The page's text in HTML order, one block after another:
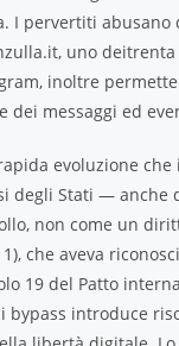
I pervertiti abusano
uno
inoltre
dei messaggi ed
evoluzione
degli Stati —
non come un
che aveva
19 del Patto
bypass introduce